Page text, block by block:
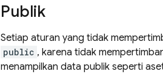
Publik
Setiap aturan yang tidak
public , karena tidak
menampilkan data publik seperti